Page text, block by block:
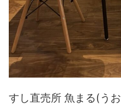
すし直売所 魚まる(う